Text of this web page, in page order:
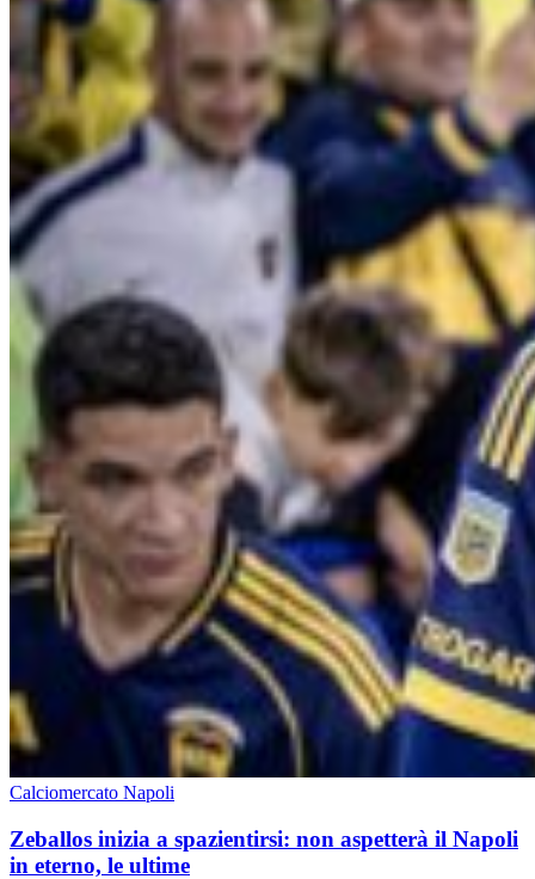
Calciomercato Napoli
Zeballos inizia a spazientirsi: non aspetterà il Napoli
in eterno, le ultime